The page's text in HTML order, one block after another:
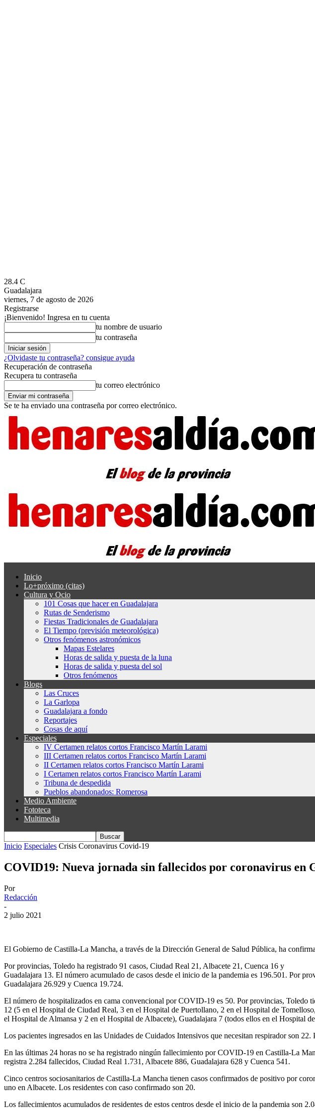
28.4 C
Guadalajara
viernes, 7 de agosto de 2026
Registrarse
¡Bienvenido! Ingresa en tu cuenta
tu nombre de usuario
tu contraseña
¿Olvidaste tu contraseña? consigue ayuda
Recuperación de contraseña
Recupera tu contraseña
tu correo electrónico
Se te ha enviado una contraseña por correo electrónico.
Inicio
Lo+próximo (citas)
Cultura y Ocio
101 Cosas que hacer en Guadalajara
Rutas de Senderismo
Fiestas Tradicionales de Guadalajara
El Tiempo (previsión meteorológica)
Otros fenómenos astronómicos
Mapas Estelares
Horas de salida y puesta de la luna
Horas de salida y puesta del sol
Otros fenómenos
Blogs
Las Cruces
La Garlopa
Guadalajara a fondo
Reportajes
Cosas de aquí
Especiales
IV Certamen relatos cortos Francisco Martín Larami
III Certamen relatos cortos Francisco Martín Larami
II Certamen relatos cortos Francisco Martín Larami
I Certamen relatos cortos Francisco Martín Larami
Tribuna de despedida
Pueblos abandonados: Romerosa
Medio Ambiente
Fototeca
Multimedia
Inicio Especiales Crisis Coronavirus Covid-19
COVID19: Nueva jornada sin fallecidos por coronavirus en
Por
Redacción
-
2 julio 2021
El Gobierno de Castilla-La Mancha, a través de la Dirección General de Salud Pública, ha
Por provincias, Toledo ha registrado 91 casos, Ciudad Real 21, Albacete 21, Cuenca 16 y
Guadalajara 13. El número acumulado de casos desde el inicio de la pandemia es 196.501. Por
Guadalajara 26.929 y Cuenca 19.724.
El número de hospitalizados en cama convencional por COVID-19 es 50. Por provincias, Toledo
12 (5 en el Hospital de Ciudad Real, 3 en el Hospital de Puertollano, 2 en el Hospital de
el Hospital de Almansa y 2 en el Hospital de Albacete), Guadalajara 7 (todos ellos en el Hospital
Los pacientes ingresados en las Unidades de Cuidados Intensivos que necesitan respirador son
En las últimas 24 horas no se ha registrado ningún fallecimiento por COVID-19 en Castilla-La
registra 2.284 fallecidos, Ciudad Real 1.731, Albacete 886, Guadalajara 628 y Cuenca 541.
Cinco centros sociosanitarios de Castilla-La Mancha tienen casos confirmados de positivo por
uno en Albacete. Los residentes con caso confirmado son 20.
Los fallecimientos acumulados de residentes de estos centros desde el inicio de la pandemia son